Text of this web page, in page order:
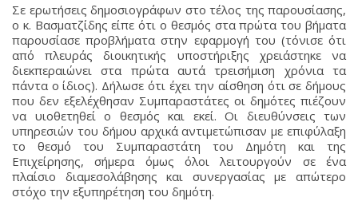
Σε ερωτήσεις δημοσιογράφων στο τέλος της παρουσίασης,
ο κ. Βασματζίδης είπε ότι ο θεσμός στα πρώτα του βήματα
παρουσίασε προβλήματα στην εφαρμογή του (τόνισε ότι
από πλευράς διοικητικής υποστήριξης χρειάστηκε να
διεκπεραιώνει στα πρώτα αυτά τρεισήμιση χρόνια τα
πάντα ο ίδιος). Δήλωσε ότι έχει την αίσθηση ότι σε δήμους
που δεν εξελέχθησαν Συμπαραστάτες οι δημότες πιέζουν
να υιοθετηθεί ο θεσμός και εκεί. Οι διευθύνσεις των
υπηρεσιών του δήμου αρχικά αντιμετώπισαν με επιφύλαξη
το θεσμό του Συμπαραστάτη του Δημότη και της
Επιχείρησης, σήμερα όμως όλοι λειτουργούν σε ένα
πλαίσιο διαμεσολάβησης και συνεργασίας με απώτερο
στόχο την εξυπηρέτηση του δημότη.